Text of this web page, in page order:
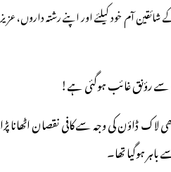
آم خود کیلئے اور اپنے رشتہ داروں، عزیز
سے رؤنق غائب ہوگئی ہے!
ڈاؤن کی وجہ سے کافی نقصان اٹھانا پڑا